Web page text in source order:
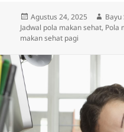
Diposkan
pada
Agustus 24, 2025 Bayu
Jadwal pola makan sehat, Pola
makan sehat pagi